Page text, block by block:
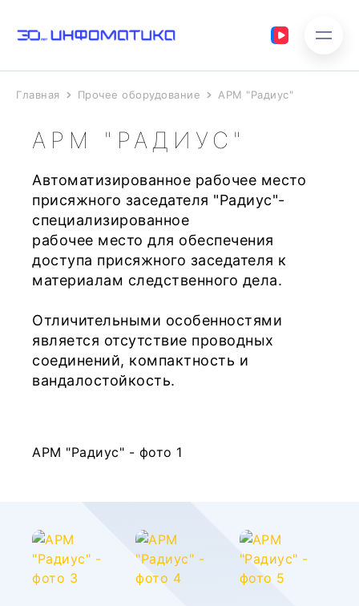
Главная Прочее оборудование АРМ "Радиус"
АРМ "РАДИУС"
Автоматизированное рабочее место
присяжного заседателя "Радиус"-
специализированное
рабочее место для обеспечения
доступа присяжного заседателя к
материалам следственного дела.
Отличительными особенностями
является отсутствие проводных
соединений, компактность и
вандалостойкость.